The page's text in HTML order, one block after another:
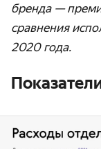
бренда —
сравнения
2020 года.